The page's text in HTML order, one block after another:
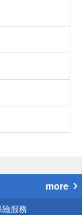
more
險服務